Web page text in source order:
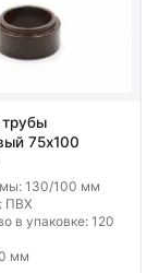
75х100
130/100 мм
ПВХ
в упаковке: 120
мм